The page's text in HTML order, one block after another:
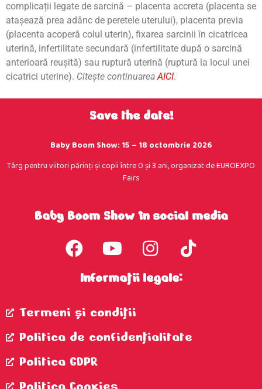
complicații legate de sarcină – placenta accreta (placenta se
atașează prea adânc de peretele uterului), placenta previa
(placenta acoperă colul uterin), fixarea sarcinii în cicatricea
uterină, infertilitate secundară (infertilitate după o sarcină
anterioară reușită) sau ruptură uterină (ruptură la locul unei
cicatrici uterine). Citeşte continuareaAICI.
Save the date!
Baby Boom Show: 15 – 18 octombrie 2026
Târg pentru viitori părinţi şi copii între 0 şi 3 ani, organizat de EUROEXPO
Fairs
Baby Boom Show în social media
Informații legale:
Termeni şi condiţii
Politica de confidenţialitate
Politica GDPR